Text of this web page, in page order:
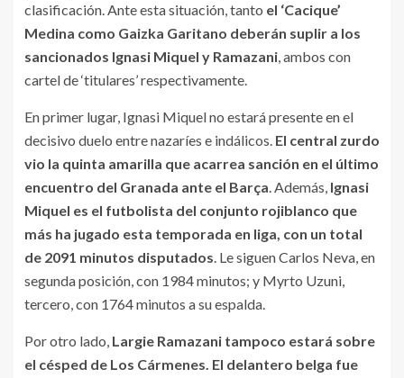
clasificación. Ante esta situación, tanto el ‘Cacique’
Medina como Gaizka Garitano deberán suplir a los
sancionados Ignasi Miquel y Ramazani, ambos con
cartel de ‘titulares’ respectivamente.
En primer lugar, Ignasi Miquel no estará presente en el
decisivo duelo entre nazaríes e indálicos. El central zurdo
vio la quinta amarilla que acarrea sanción en el último
encuentro del Granada ante el Barça. Además, Ignasi
Miquel es el futbolista del conjunto rojiblanco que
más ha jugado esta temporada en liga, con un total
de 2091 minutos disputados. Le siguen Carlos Neva, en
segunda posición, con 1984 minutos; y Myrto Uzuni,
tercero, con 1764 minutos a su espalda.
Por otro lado, Largie Ramazani tampoco estará sobre
el césped de Los Cármenes. El delantero belga fue